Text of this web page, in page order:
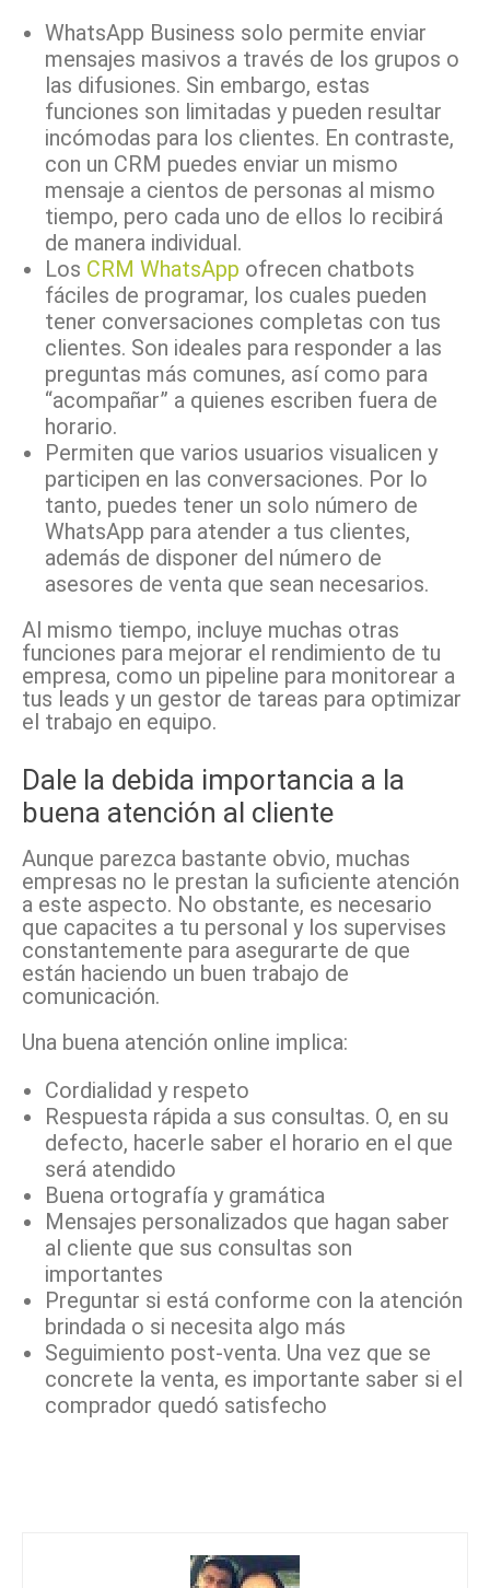
WhatsApp Business solo permite enviar
mensajes masivos a través de los grupos o
las difusiones. Sin embargo, estas
funciones son limitadas y pueden resultar
incómodas para los clientes. En contraste,
con un CRM puedes enviar un mismo
mensaje a cientos de personas al mismo
tiempo, pero cada uno de ellos lo recibirá
de manera individual.
Los CRM WhatsApp ofrecen chatbots
fáciles de programar, los cuales pueden
tener conversaciones completas con tus
clientes. Son ideales para responder a las
preguntas más comunes, así como para
“acompañar” a quienes escriben fuera de
horario.
Permiten que varios usuarios visualicen y
participen en las conversaciones. Por lo
tanto, puedes tener un solo número de
WhatsApp para atender a tus clientes,
además de disponer del número de
asesores de venta que sean necesarios.
Al mismo tiempo, incluye muchas otras
funciones para mejorar el rendimiento de tu
empresa, como un pipeline para monitorear a
tus leads y un gestor de tareas para optimizar
el trabajo en equipo.
Dale la debida importancia a la
buena atención al cliente
Aunque parezca bastante obvio, muchas
empresas no le prestan la suficiente atención
a este aspecto. No obstante, es necesario
que capacites a tu personal y los supervises
constantemente para asegurarte de que
están haciendo un buen trabajo de
comunicación.
Una buena atención online implica:
Cordialidad y respeto
Respuesta rápida a sus consultas. O, en su
defecto, hacerle saber el horario en el que
será atendido
Buena ortografía y gramática
Mensajes personalizados que hagan saber
al cliente que sus consultas son
importantes
Preguntar si está conforme con la atención
brindada o si necesita algo más
Seguimiento post-venta. Una vez que se
concrete la venta, es importante saber si el
comprador quedó satisfecho